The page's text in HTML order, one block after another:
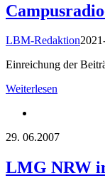
LBM-Redaktion
Einreichung der
Weiterlesen
29. 06.2007
LMG NRW